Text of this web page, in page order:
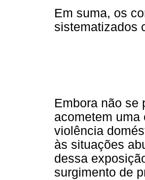
Em suma, os
sistematizados
Embora não se
acometem
violência
às situações
dessa
surgimento de